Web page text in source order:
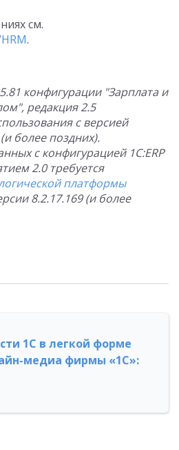
см.
.
конфигурации "Зарплата и
редакция 2.5
с версией
более поздних).
с конфигурацией 1С:ERP
2.0 требуется
платформы
8.2.17.169 (и более
1С в легкой форме
медиа фирмы «1С»: